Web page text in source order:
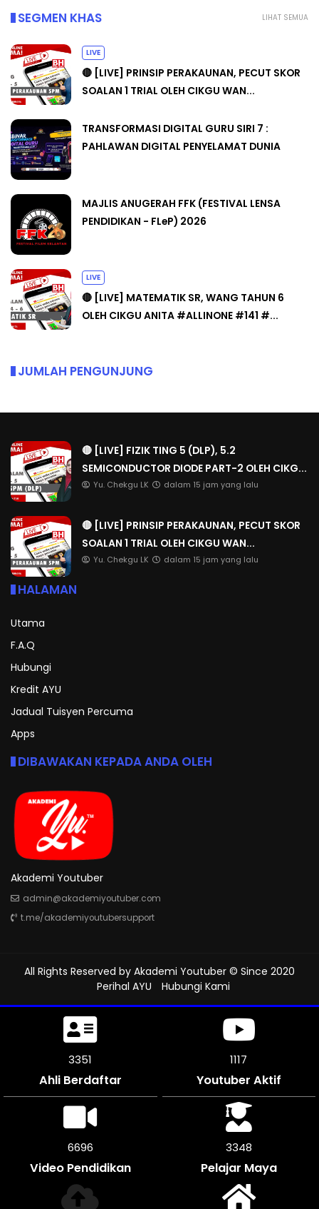
LIHAT SEMUA
SEGMEN KHAS
LIVE
🔴 [LIVE] PRINSIP PERAKAUNAN, PECUT SKOR
SOALAN 1 TRIAL OLEH CIKGU WAN...
TRANSFORMASI DIGITAL GURU SIRI 7 :
PAHLAWAN DIGITAL PENYELAMAT DUNIA
MAJLIS ANUGERAH FFK (FESTIVAL LENSA
PENDIDIKAN - FLeP) 2026
LIVE
🔴 [LIVE] MATEMATIK SR, WANG TAHUN 6
OLEH CIKGU ANITA #ALLINONE #141 #...
JUMLAH PENGUNJUNG
🔴 [LIVE] FIZIK TING 5 (DLP), 5.2
SEMICONDUCTOR DIODE PART-2 OLEH CIKG...
Yu. Chekgu LK dalam 15 jam yang lalu
🔴 [LIVE] PRINSIP PERAKAUNAN, PECUT SKOR
SOALAN 1 TRIAL OLEH CIKGU WAN...
Yu. Chekgu LK dalam 15 jam yang lalu
HALAMAN
Utama
F.A.Q
Hubungi
Kredit AYU
Jadual Tuisyen Percuma
Apps
DIBAWAKAN KEPADA ANDA OLEH
Akademi Youtuber
admin@akademiyoutuber.com
t.me/akademiyoutubersupport
All Rights Reserved by Akademi Youtuber © Since 2020
Perihal AYU
Hubungi Kami
3744
Ahli Berdaftar
1248
Youtuber Aktif
7482
Video Pendidikan
3741
Pelajar Maya